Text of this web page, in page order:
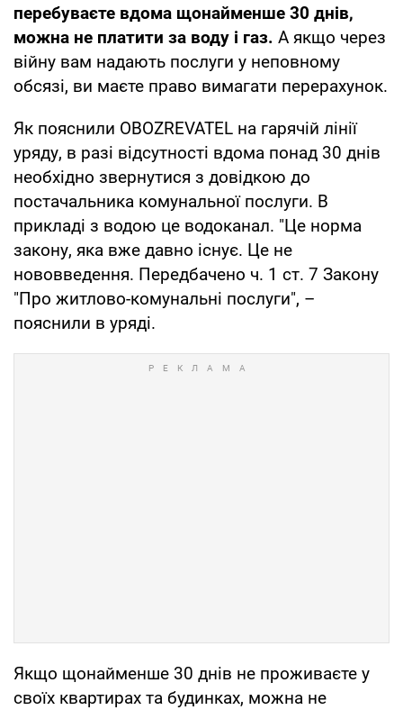
перебуваєте вдома щонайменше 30 днів,
можна не платити за воду і газ. А якщо через
війну вам надають послуги у неповному
обсязі, ви маєте право вимагати перерахунок.
Як пояснили OBOZREVATEL на гарячій лінії
уряду, в разі відсутності вдома понад 30 днів
необхідно звернутися з довідкою до
постачальника комунальної послуги. В
прикладі з водою це водоканал. "Це норма
закону, яка вже давно існує. Це не
нововведення. Передбачено ч. 1 ст. 7 Закону
"Про житлово-комунальні послуги", –
пояснили в уряді.
Якщо щонайменше 30 днів не проживаєте у
своїх квартирах та будинках, можна не